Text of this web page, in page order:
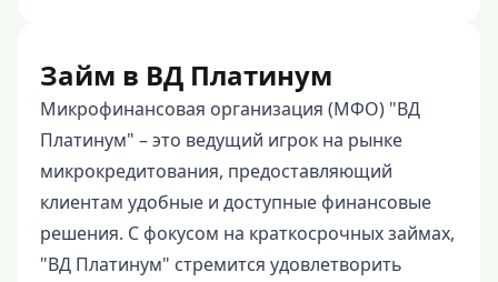
Займ в ВД Платинум
Микрофинансовая организация (МФО) "ВД
Платинум" – это ведущий игрок на рынке
микрокредитования, предоставляющий
клиентам удобные и доступные финансовые
решения. С фокусом на краткосрочных займах,
"ВД Платинум" стремится удовлетворить